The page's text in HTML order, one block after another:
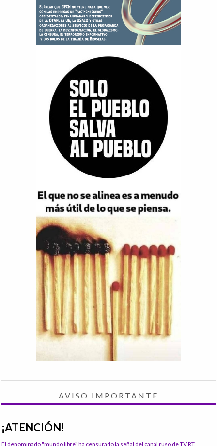
AVISO IMPORTANTE
¡ATENCIÓN!
El denominado "mundo libre" ha censurado la señal del canal ruso de TV RT.